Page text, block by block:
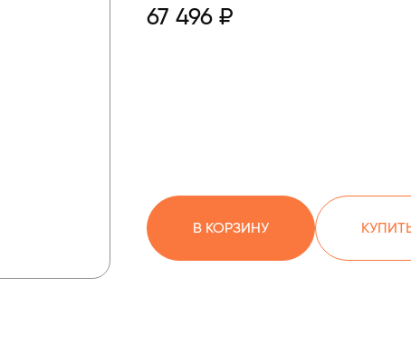
67 496 ₽
В КОРЗИНУ